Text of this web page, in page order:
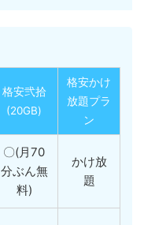
格安弐拾
(20GB)
格安かけ
放題プラ
ン
〇(月70
分ぶん無
料)
かけ放
題